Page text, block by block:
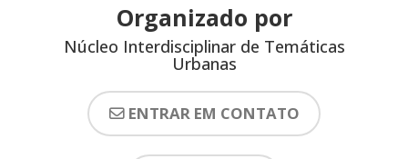
Organizado por
Núcleo Interdisciplinar de Temáticas
Urbanas
ENTRAR EM CONTATO